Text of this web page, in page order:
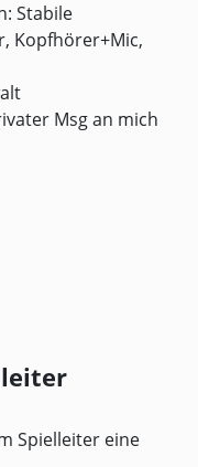
Stabile
Kopfhörer+Mic,
Msg an mich
Spielleiter eine